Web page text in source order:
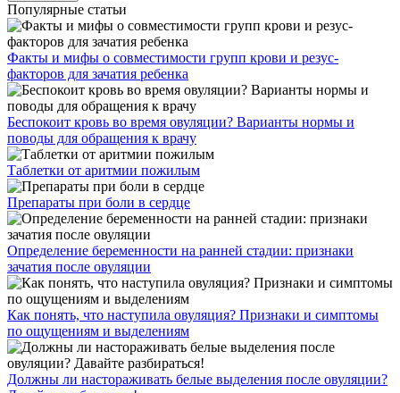
Популярные статьи
Факты и мифы о совместимости групп крови и резус-
факторов для зачатия ребенка
Беспокоит кровь во время овуляции? Варианты нормы и
поводы для обращения к врачу
Таблетки от аритмии пожилым
Препараты при боли в сердце
Определение беременности на ранней стадии: признаки
зачатия после овуляции
Как понять, что наступила овуляция? Признаки и симптомы
по ощущениям и выделениям
Должны ли настораживать белые выделения после овуляции?